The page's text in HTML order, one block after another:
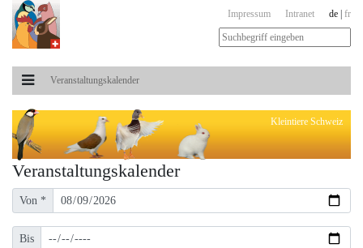
Impressum Intranet de| fr
Veranstaltungs­kalender
Kleintiere Schweiz
Veranstaltungs­kalender
Von *
Bis